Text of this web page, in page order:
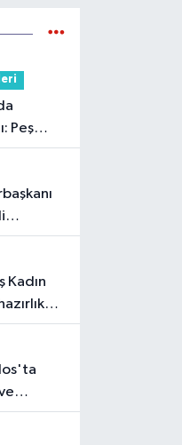
Peş
paniğe
3-1
bulundu